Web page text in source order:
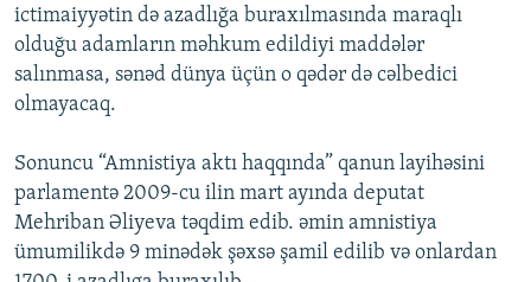
ictimaiyyətin də azadlığa buraxılmasında maraqlı
olduğu adamların məhkum edildiyi maddələr
salınmasa, sənəd dünya üçün o qədər də cəlbedici
olmayacaq.
Sonuncu “Amnistiya aktı haqqında” qanun layihəsini
parlamentə 2009-cu ilin mart ayında deputat
Mehriban Əliyeva təqdim edib. əmin amnistiya
ümumilikdə 9 minədək şəxsə şamil edilib və onlardan